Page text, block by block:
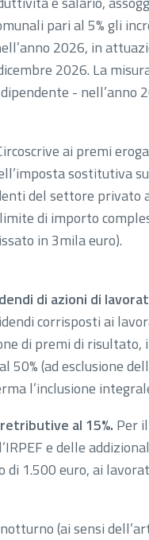
pari al 5% gli
2026, in
2026. La
- nell’anno
ai premi
sostitutiva
del settore
di importo
in 3mila euro).
di azioni di
corrisposti ai
di premi di risultato,
(ad esclusione
l’inclusione
al 15%. Per
e delle
1.500 euro, ai
(ai sensi